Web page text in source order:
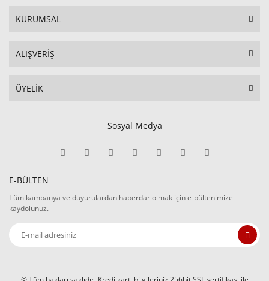
KURUMSAL
ALIŞVERİŞ
ÜYELİK
Sosyal Medya
E-BÜLTEN
Tüm kampanya ve duyurulardan haberdar olmak için e-bültenimize
kaydolunuz.